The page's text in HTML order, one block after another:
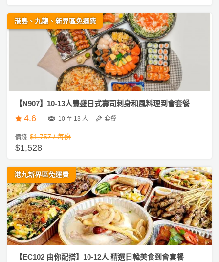
B
B
新
奇
玩
體
驗
手
作
工
作
坊
戶
外
港島、九龍、新界區免運費
【N907】10-13人豐盛日式壽司刺身和風料理到會套餐
4.6 10 至 13 人 套餐
價錢: $1,757 / 每份
$1,528
港九新界區免運費
【EC102 由你配搭】10-12人 精選日韓美食到會套餐